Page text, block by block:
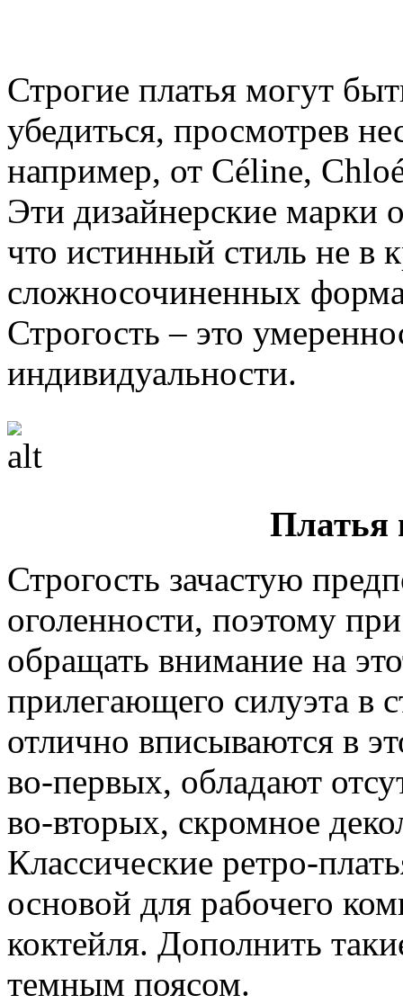
Строгие платья могут
убедиться, просмотрев
например, от Céline,
Эти дизайнерские марки
что истинный стиль не в
сложносочиненных
Строгость – это
индивидуальности.
Платья
Строгость зачастую
оголенности, поэтому
обращать внимание на
прилегающего силуэта в
отлично вписываются в
во-первых, обладают
во-вторых, скромное
Классические ретро-
основой для рабочего
коктейля. Дополнить
темным поясом.